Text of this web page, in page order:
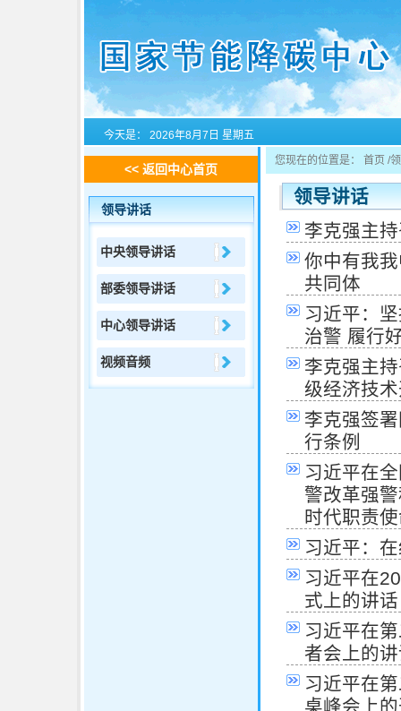
今天是： 2026年8月7日 星期五
<< 返回中心首页
领导讲话
中央领导讲话
部委领导讲话
中心领导讲话
视频音频
您现在的位置是： 首页 /
领导讲话
李克强主
你中有我
共同体
习近平：
治警 履行
李克强主
级经济技
李克强签
行条例
习近平在
警改革强
时代职责
习近平：
习近平在
式上的讲
习近平在
者会上的
习近平在
桌峰会上